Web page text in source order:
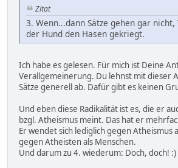
Zitat
3. Wenn...dann Sätze gehen gar nicht,
der Hund den Hasen gekriegt.
Ich habe es gelesen. Für mich ist Deine
Verallgemeinerung. Du lehnst mit dieser
Sätze generell ab. Dafür gibt es keinen
Und eben diese Radikalität ist es, die er
bzgl. Atheismus meint. Das hat er
Er wendet sich lediglich gegen Atheismus
gegen Atheisten als Menschen.
Und darum zu 4. wiederum: Doch, doch! :)